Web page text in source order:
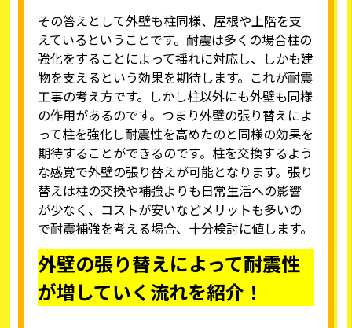
その答えとして外壁も柱同様、屋根や上階を支
えているということです。耐震は多くの場合柱の
強化をすることによって揺れに対応し、しかも建
物を支えるという効果を期待します。これが耐震
工事の考え方です。しかし柱以外にも外壁も同様
の作用があるのです。つまり外壁の張り替えによ
って柱を強化し耐震性を高めたのと同様の効果を
期待することができるのです。柱を交換するよう
な感覚で外壁の張り替えが可能となります。張り
替えは柱の交換や補強よりも日常生活への影響
が少なく、コストが安いなどメリットも多いの
で耐震補強を考える場合、十分検討に値します。
外壁の張り替えによって耐震性
が増していく流れを紹介！